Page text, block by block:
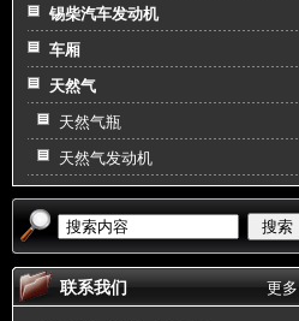
锡柴汽车发动机
车厢
天然气
天然气瓶
天然气发动机
搜索
更多
联系我们